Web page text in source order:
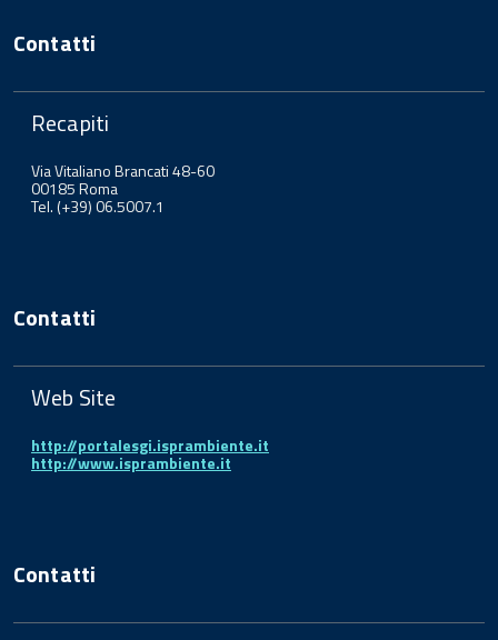
Contatti
Recapiti
Via Vitaliano Brancati 48-60
00185 Roma
Tel. (+39) 06.5007.1
Contatti
Web Site
http://portalesgi.isprambiente.it
http://www.isprambiente.it
Contatti